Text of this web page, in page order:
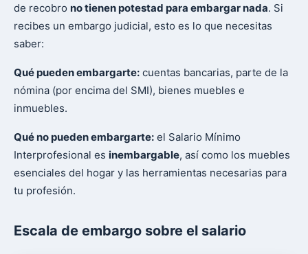
de recobro no tienen potestad para embargar nada. Si
recibes un embargo judicial, esto es lo que necesitas
saber:
Qué pueden embargarte: cuentas bancarias, parte de la
nómina (por encima del SMI), bienes muebles e
inmuebles.
Qué no pueden embargarte: el Salario Mínimo
Interprofesional es inembargable, así como los muebles
esenciales del hogar y las herramientas necesarias para
tu profesión.
Escala de embargo sobre el salario